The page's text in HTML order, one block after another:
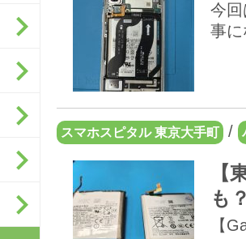
今
事
スマホスピタル 東京大手町 /
【
も？
【